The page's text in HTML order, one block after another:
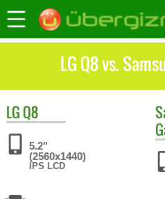
LG Q8 vs.
LG Q8
5.2"
(2560x1440)
IPS LCD